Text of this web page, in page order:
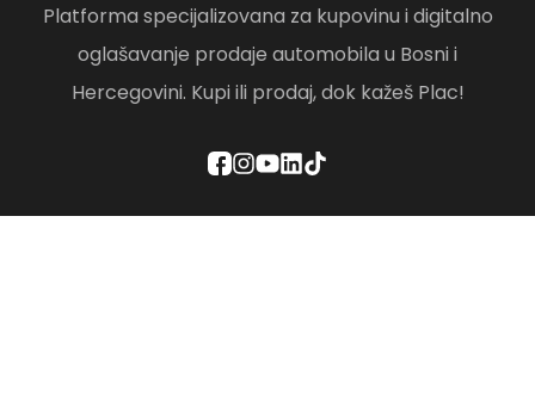
Platforma specijalizovana za kupovinu i digitalno
oglašavanje prodaje automobila u Bosni i
Hercegovini. Kupi ili prodaj, dok kažeš Plac!